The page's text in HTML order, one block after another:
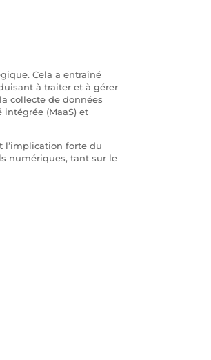
Cela a entraîné
à traiter et à gérer
collecte de données
(MaaS) et
l’implication forte du
numériques, tant sur le